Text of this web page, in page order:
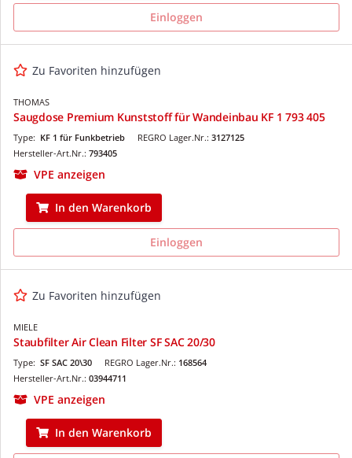
Einloggen
Zu Favoriten hinzufügen
THOMAS
Saugdose Premium Kunststoff für Wandeinbau KF 1 793 405
REGRO Lager.Nr.: 3127125
Type: KF 1 für Funkbetrieb
Hersteller-Art.Nr.: 793405
VPE anzeigen
In den Warenkorb
Einloggen
Zu Favoriten hinzufügen
MIELE
Staubfilter Air Clean Filter SF SAC 20/30
REGRO Lager.Nr.: 168564
Type: SF SAC 20\30
Hersteller-Art.Nr.: 03944711
VPE anzeigen
In den Warenkorb